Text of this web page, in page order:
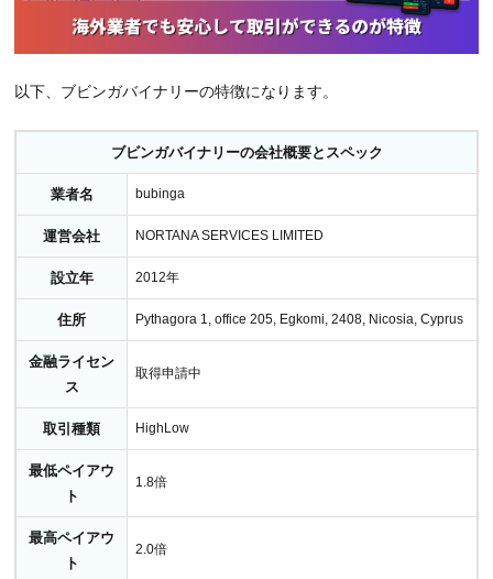
する方法
6.1ブビンガバイナリーでデモトレードが出来ない時
の原因と対処法
7ブビンガバイナリーの使い方｜出金方法編
7.1ブビンガバイナリーの出金手順
7.2ブビンガバイナリーで出金できない時の原因と対
処法
8ブビンガバイナリーの使い方でよくある質問
8.1ブビンガバイナリーでポジションの転売は出来ま
すか？
8.2
8.3ブビンガバイナリーで自動売買ツールは利用でき
ますか？
8.4ブビンガバイナリーの本物のサイトはどれです
か？
以下、ブビンガバイナリーの特徴になります。
ブビンガバイナリーの会社概要とスペック
業者名 bubinga
運営会社 NORTANA SERVICES LIMITED
設立年 2012年
住所 Pythagora 1, office 205, Egkomi, 2408, Nicosia, Cyprus
金融ライセン
ス
取得申請中
取引種類 HighLow
最低ペイアウ
ト
1.8倍
最高ペイアウ
ト
2.0倍